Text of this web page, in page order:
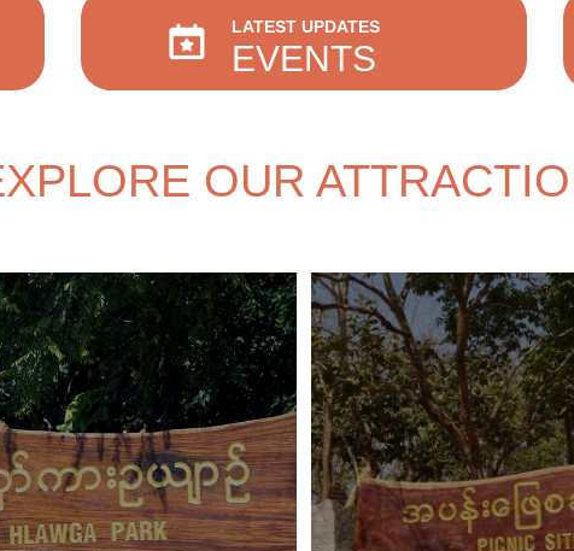
LATEST UPDATES
EVENTS
OUR